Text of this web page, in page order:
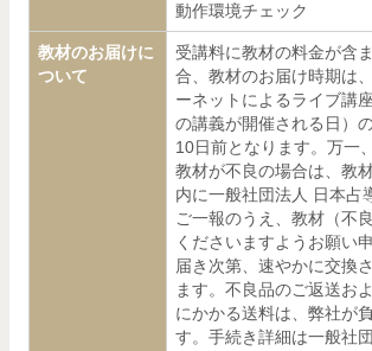
動作環境チェック
教材のお届けに
ついて
受講料に教材の料金が含
合、教材のお届け時期は
ーネットによるライブ講
の講義が開催される日）
10日前となります。万一
教材が不良の場合は、教
内に一般社団法人 日本占
ご一報のうえ、教材（不
くださいますようお願い
届き次第、速やかに交換
ます。不良品のご返送お
にかかる送料は、弊社が
す。手続き詳細は一般社